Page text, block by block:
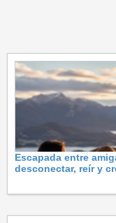
Escapada entre
desconectar, reír y